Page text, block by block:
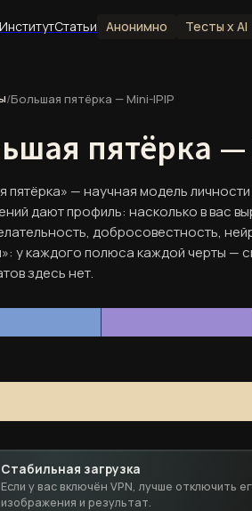
ИнститутСтатьи Анонимно Тесты x AI
/Большая пятёрка — Mini-IPIP
пятёрка
пятёрка» — научная модель
дают профиль: насколько в вас
добросовестность,
у каждого полюса каждой черты —
здесь нет.
Стабильная загрузка
Если у вас включён VPN, лучше отключить
изображения и результат.
команда, отзывы, контакты и
центра
Специалисты
Команда и
связь
Контакты
центра Юридическая и